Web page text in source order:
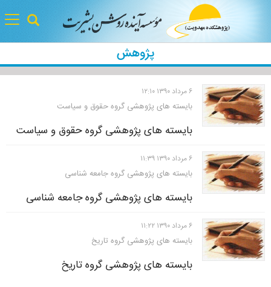
پژوهش
۶ مرداد ۱۳۹۰ ۱۲:۱۰
بایسته های پژوهشی گروه حقوق و سیاست
بایسته های پژوهشی گروه حقوق و سیاست
۶ مرداد ۱۳۹۰ ۱۱:۳۹
بایسته های پژوهشی گروه جامعه شناسی
بایسته های پژوهشی گروه جامعه شناسی
۶ مرداد ۱۳۹۰ ۱۱:۲۲
بایسته های پژوهشی گروه تاریخ
بایسته های پژوهشی گروه تاریخ